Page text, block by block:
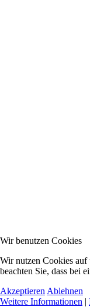
Wir benutzen Cookies
Wir nutzen Cookies auf
beachten Sie, dass bei
Akzeptieren Ablehnen
Weitere Informationen |